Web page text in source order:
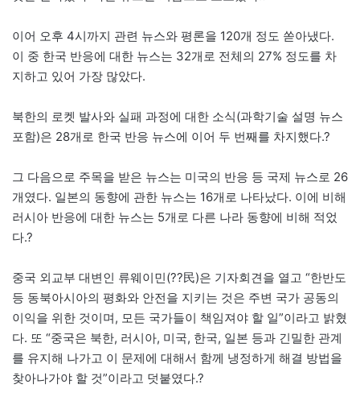
이어 오후 4시까지 관련 뉴스와 평론을 120개 정도 쏟아냈다.
이 중 한국 반응에 대한 뉴스는 32개로 전체의 27% 정도를 차
지하고 있어 가장 많았다.
북한의 로켓 발사와 실패 과정에 대한 소식(과학기술 설명 뉴스
포함)은 28개로 한국 반응 뉴스에 이어 두 번째를 차지했다.?
그 다음으로 주목을 받은 뉴스는 미국의 반응 등 국제 뉴스로 26
개였다. 일본의 동향에 관한 뉴스는 16개로 나타났다. 이에 비해
러시아 반응에 대한 뉴스는 5개로 다른 나라 동향에 비해 적었
다.?
중국 외교부 대변인 류웨이민(??民)은 기자회견을 열고 “한반도
등 동북아시아의 평화와 안전을 지키는 것은 주변 국가 공동의
이익을 위한 것이며, 모든 국가들이 책임져야 할 일”이라고 밝혔
다. 또 “중국은 북한, 러시아, 미국, 한국, 일본 등과 긴밀한 관계
를 유지해 나가고 이 문제에 대해서 함께 냉정하게 해결 방법을
찾아나가야 할 것”이라고 덧붙였다.?